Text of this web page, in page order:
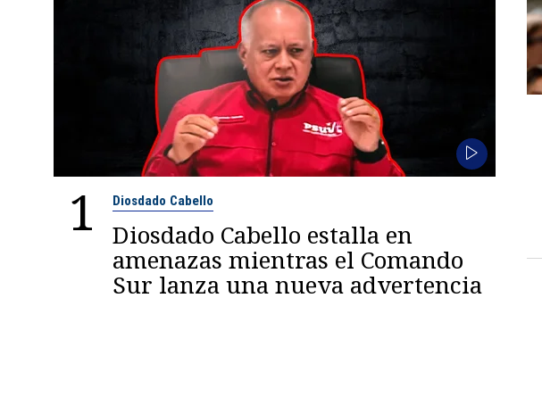
1 Diosdado Cabello
Diosdado Cabello estalla en
amenazas mientras el Comando
Sur lanza una nueva advertencia